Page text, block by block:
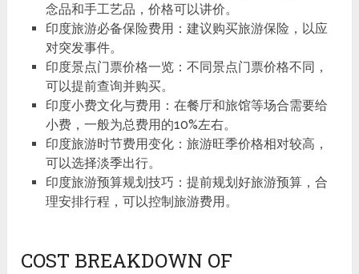
念品和手工艺品，价格可以讲价。
印度旅游必备保险费用：建议购买旅游保险，以应
对突发事件。
印度景点门票价格一览：不同景点门票价格不同，
可以提前查询并购买。
印度小费文化与费用：在餐厅和旅馆等场合需要给
小费，一般为总费用的10%左右。
印度旅游时节费用变化：旅游旺季价格相对较高，
可以选择淡季出行。
印度旅游预算规划技巧：提前规划好旅游预算，合
理安排行程，可以控制旅游费用。
COST BREAKDOWN OF